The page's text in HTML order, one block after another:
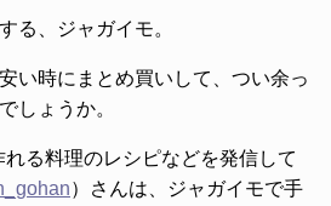
る、ジャガイモ。
い時にまとめ買いして、つい余っ
しょうか。
れる料理のレシピなどを発信して
）さんは、ジャガイモで手